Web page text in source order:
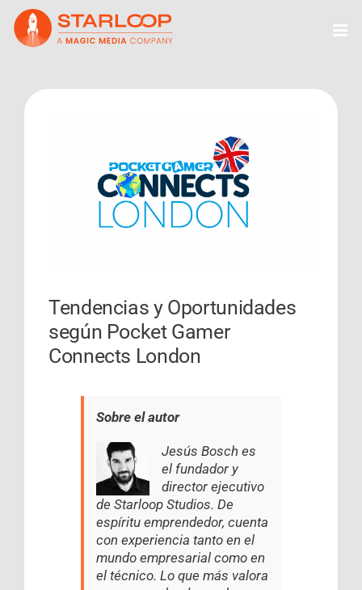
Skip
content
Tendencias y Oportunidades
según Pocket Gamer
Connects London
Sobre el autor
Jesús Bosch es
el fundador y
director ejecutivo
de Starloop Studios. De
espíritu emprendedor, cuenta
con experiencia tanto en el
mundo empresarial como en
el técnico. Lo que más valora